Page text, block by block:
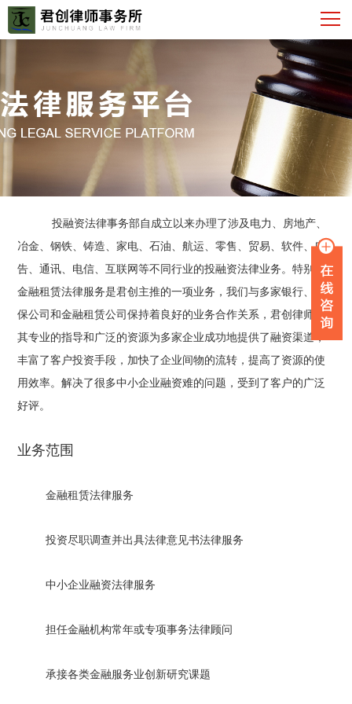
投融资法律事务部自成立以来办理了涉及电力、房地产、
冶金、钢铁、铸造、家电、石油、航运、零售、贸易、软件、广
告、通讯、电信、互联网等不同行业的投融资法律业务。特别是
金融租赁法律服务是君创主推的一项业务，我们与多家银行、担
保公司和金融租赁公司保持着良好的业务合作关系，君创律师以
其专业的指导和广泛的资源为多家企业成功地提供了融资渠道，
丰富了客户投资手段，加快了企业间物的流转，提高了资源的使
用效率。解决了很多中小企业融资难的问题，受到了客户的广泛
好评。
业务范围
金融租赁法律服务
投资尽职调查并出具法律意见书法律服务
中小企业融资法律服务
担任金融机构常年或专项事务法律顾问
承接各类金融服务业创新研究课题